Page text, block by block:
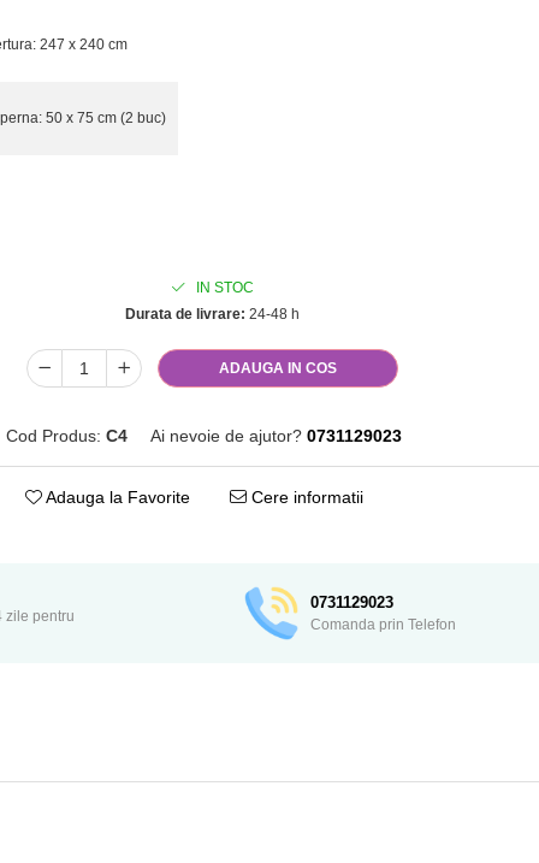
247 x 240 cm
50 x 75 cm (2 buc)
IN STOC
Durata de livrare: 24-48 h
ADAUGA IN COS
Cod Produs: C4 Ai nevoie de ajutor? 0731129023
Adauga la Favorite Cere informatii
zile pentru
0731129023
Comanda prin Telefon